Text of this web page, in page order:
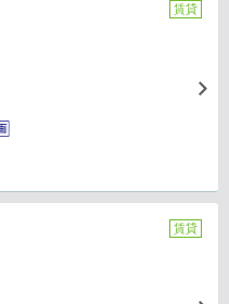
賃貸
賃貸